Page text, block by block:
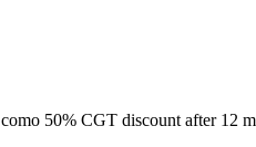
50% CGT discount after 12